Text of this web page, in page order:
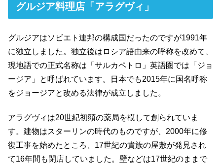
グルジア料理店「アラグヴィ」
グルジアはソビエト連邦の構成国だったのですが1991年
に独立しました。独立後はロシア語由来の呼称を改めて、
現地語での正式名称は「サルカペトロ」英語圏では「ジョ
ージア」と呼ばれています。日本でも2015年に国名呼称
をジョージアと改める法律が成立しました。
アラグヴィは20世紀初頭の薬局を模して創られていま
す。建物はスターリンの時代のものですが、2000年に修
復工事を始めたところ、17世紀の貴族の屋敷が発見され
て16年間も閉店していました。壁などは17世紀のままで